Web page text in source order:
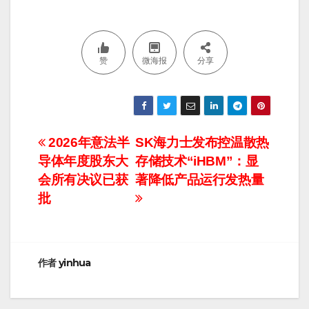
赞 微海报 分享
文
章
导
SK海力士发布控温散热
存储技术“iHBM”：显
著降低产品运行发热量
2026年意法半
导体年度股东大
会所有决议已获
批
作者yinhua